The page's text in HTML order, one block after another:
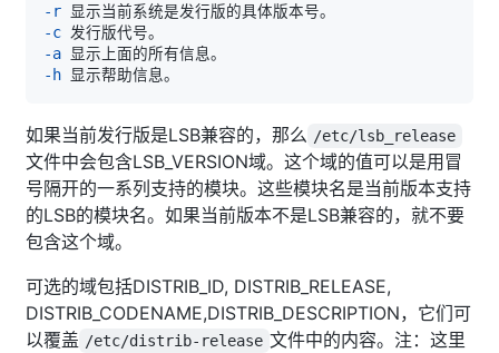
-r
-c
-a
-h
如果当前发行版是LSB兼容的，那么 /etc/lsb_release
文件中会包含LSB_VERSION域。这个域的值可以是用冒
号隔开的一系列支持的模块。这些模块名是当前版本支持
的LSB的模块名。如果当前版本不是LSB兼容的，就不要
包含这个域。
可选的域包括DISTRIB_ID, DISTRIB_RELEASE,
DISTRIB_CODENAME,DISTRIB_DESCRIPTION，它们可
以覆盖 /etc/distrib-release 文件中的内容。注：这里